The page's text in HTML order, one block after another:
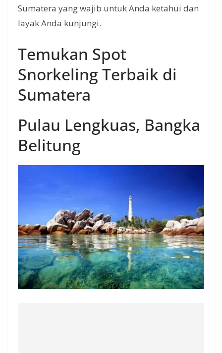
Sumatera yang wajib untuk Anda ketahui dan
layak Anda kunjungi.
Temukan Spot
Snorkeling Terbaik di
Sumatera
Pulau Lengkuas, Bangka
Belitung